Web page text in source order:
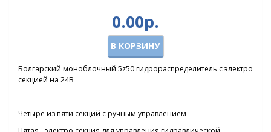
0.00р.
В КОРЗИНУ
Болгарский моноблочный 5z50 гидрораспределитель с электро
секцией на 24В
Четыре из пяти секций с ручным управлением